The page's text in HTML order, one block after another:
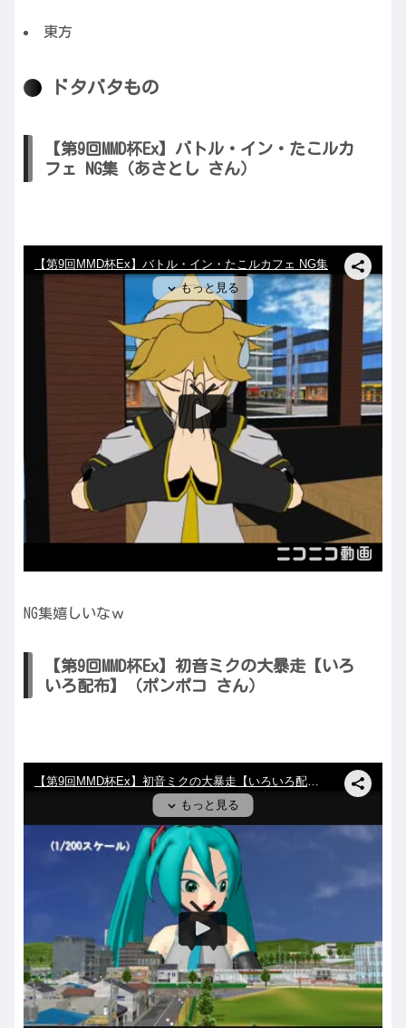
東方
ドタバタもの
【第9回MMD杯Ex】バトル・イン・たこルカ
フェ NG集（あさとし さん）
NG集嬉しいなｗ
【第9回MMD杯Ex】初音ミクの大暴走【いろ
いろ配布】（ポンポコ さん）